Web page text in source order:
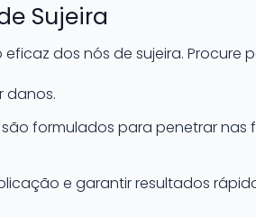
Sujeira
dos nós de sujeira. Procure
danos.
formulados para penetrar nas
e garantir resultados